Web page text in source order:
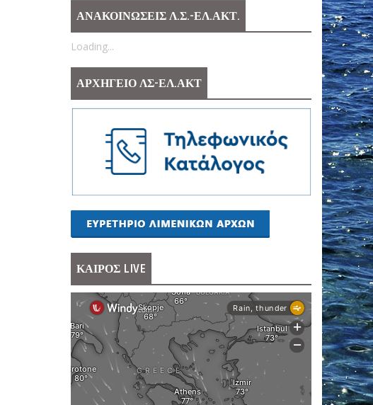
ΑΝΑΚΟΙΝΩΣΕΙΣ Λ.Σ.-ΕΛ.ΑΚΤ.
Loading...
ΑΡΧΗΓΕΙΟ ΛΣ-ΕΛ.ΑΚΤ
ΚΑΙΡΟΣ LIVE